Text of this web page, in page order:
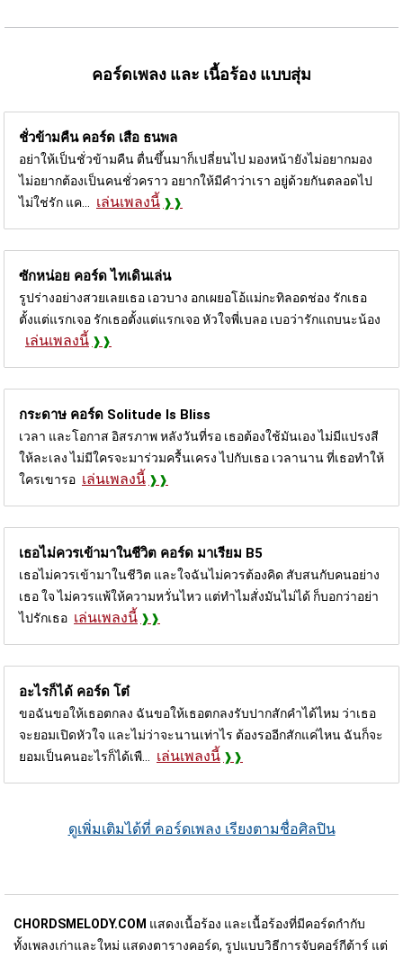
คอร์ดเพลง และ เนื้อร้อง แบบสุ่ม
ชั่วข้ามคืน คอร์ด เสือ ธนพล
อย่าให้เป็นชั่วข้ามคืน ตื่นขึ้นมาก็เปลี่ยนไป มองหน้ายังไม่อยากมอง
ไม่อยากต้องเป็นคนชั่วคราว อยากให้มีคำว่าเรา อยู่ด้วยกันตลอดไป
ไม่ใช่รัก แค...
เล่นเพลงนี้
ซักหน่อย คอร์ดไทเดินเล่น
รูปร่างอย่างสวยเลยเธอ เอวบาง อกเผยอโอ้แม่กะทิลอดช่อง รักเธอ
ตั้งแต่แรกเจอ รักเธอตั้งแต่แรกเจอ หัวใจพี่เบลอ เบอว่ารักแถบนะน้อง
เล่นเพลงนี้
กระดาษ คอร์ด Solitude Is Bliss
เวลา และโอกาส อิสรภาพ หลังวันที่รอ เธอต้องใช้มันเอง ไม่มีแปรงสี
ให้ละเลง ไม่มีใครจะมาร่วมครื้นเครง ไปกับเธอ เวลานาน ที่เธอทำให้
ใครเขารอ เล่นเพลงนี้
เธอไม่ควรเข้ามาในชีวิต คอร์ด มาเรียม B5
เธอไม่ควรเข้ามาในชีวิต และใจฉันไม่ควรต้องคิด สับสนกับคนอย่าง
เธอ ใจ ไม่ควรแพ้ให้ความหวั่นไหว แต่ทำไมสั่งมันไม่ได้ ก็บอกว่าอย่า
ไปรักเธอ เล่นเพลงนี้
อะไรก็ได้ คอร์ด โต๋
ขอฉันขอให้เธอตกลง ฉันขอให้เธอตกลงรับปากสักคำได้ไหม ว่าเธอ
จะยอมเปิดหัวใจ และไม่ว่าจะนานเท่าไร ต้องรออีกสักแค่ไหน ฉันก็จะ
ยอมเป็นคนอะไรก็ได้เพื...
เล่นเพลงนี้
ดูเพิ่มเติมได้ที่ คอร์ดเพลง เรียงตามชื่อศิลปิน
CHORDSMELODY.COM แสดงเนื้อร้อง และเนื้อร้องที่มีคอร์ดกำกับ
ทั้งเพลงเก่าและใหม่ แสดงตารางคอร์ด, รูปแบบวิธีการจับคอร์กีต้าร์ แต่